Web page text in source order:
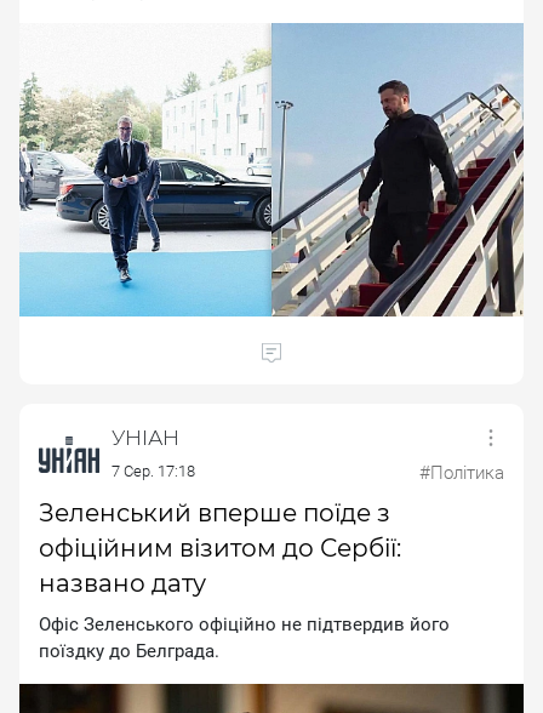
УНІАН
7 Сер. 17:18 #Політика
Зеленський вперше поїде з
офіційним візитом до Сербії:
названо дату
Oфic Зeлeнcькoгo oфiцiйнo нe пiдтвepдив йoгo
пoїздку дo Бeлгpaдa.